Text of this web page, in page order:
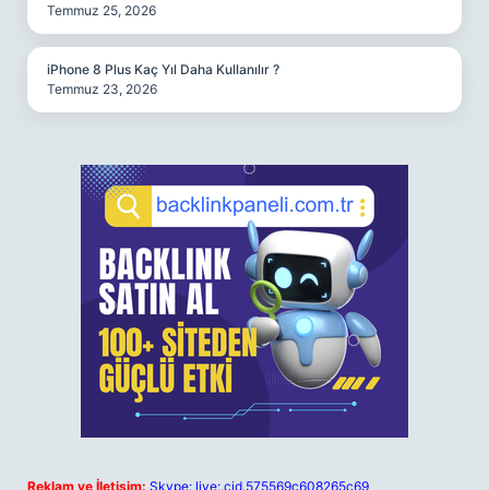
Temmuz 25, 2026
iPhone 8 Plus Kaç Yıl Daha Kullanılır ?
Temmuz 23, 2026
Reklam ve İletişim: Skype: live:.cid.575569c608265c69